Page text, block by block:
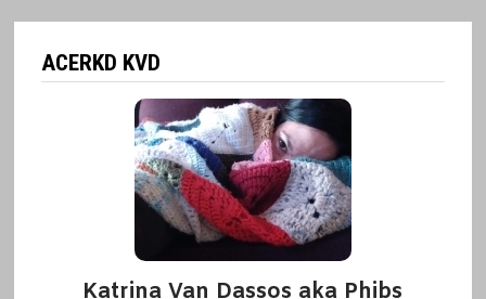
ACERKD KVD
Katrina Van Dassos aka Phibs